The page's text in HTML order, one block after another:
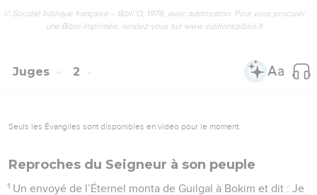
© Société biblique française – Bibli’O, 1978, avec autorisation. Pour vous procurer
une Bible imprimée, rendez-vous sur www.editionsbiblio.fr
Juges 2
Seuls les Évangiles sont disponibles en vidéo pour le moment.
Reproches du Seigneur à son peuple
1 Un envoyé de l’Éternel monta de Guilgal à Bokim et dit : Je